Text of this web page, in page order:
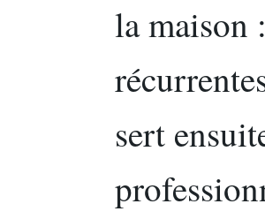
la maison
sert